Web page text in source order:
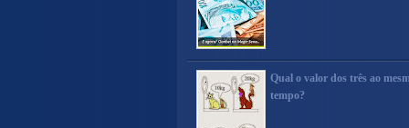
Qual o valor dos três ao
tempo?